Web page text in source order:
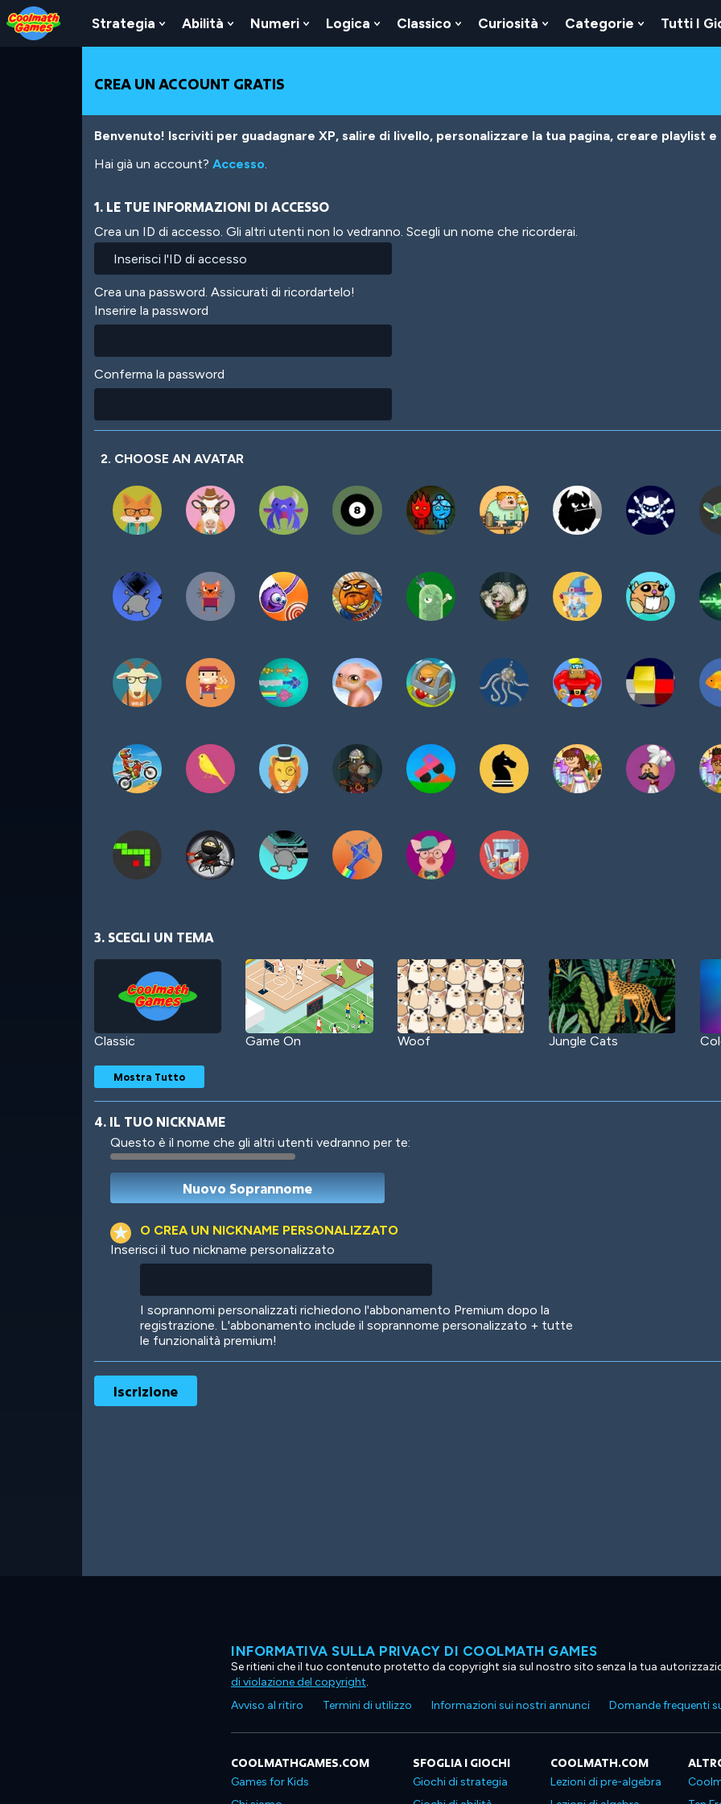
Skip
to
Top
Skip
to
Navigation
Skip
to
Main
Skip
to
Footer
Salta
al
contenuto
Strategia
Show
Submenu
Strategia
Abilità
Show
Submenu
Abilità
Numeri
Show
Submenu
Logica
Show
Submenu
Classico
Show
Submenu
Curiosità
Show
Submenu
Categorie
Show
Submenu
Tutti I
CREA UN ACCOUNT GRATIS
Benvenuto! Iscriviti per guadagnare XP, salire di livello, personalizzare la tua pagina, creare playlist
Hai già un account? Accesso.
1. LE TUE INFORMAZIONI DI ACCESSO
Crea un ID di accesso. Gli altri utenti non lo vedranno. Scegli un nome che ricorderai.
Crea una password. Assicurati di ricordartelo!
Inserire la password
Conferma la password
2. CHOOSE AN AVATAR
3. SCEGLI UN TEMA
Classic Game On Woof Jungle Cats
Robotic International
Ooh! Aah!
Mostra Tutto
4. IL TUO NICKNAME
Questo è il nome che gli altri utenti vedranno per te:
O CREA UN NICKNAME PERSONALIZZATO
Inserisci il tuo nickname personalizzato
I soprannomi personalizzati richiedono l'abbonamento Premium dopo la
registrazione. L'abbonamento include il soprannome personalizzato + tutte
le funzionalità premium!
INFORMATIVA SULLA PRIVACY DI COOLMATH GAMES
Se ritieni che il tuo contenuto protetto da copyright sia sul nostro sito senza la tua
di violazione del copyright.
Avviso al ritiro
Termini di utilizzo Informazioni sui nostri annunci Domande frequenti
COOLMATHGAMES.COM
Games for Kids
SFOGLIA I GIOCHI
Giochi di strategia
COOLMATH.COM
Lezioni di pre-algebra